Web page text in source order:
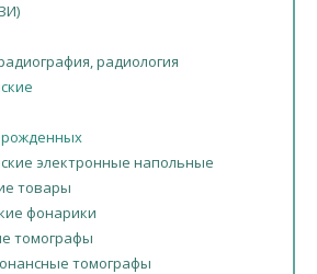
радиология
электронные напольные
товары
фонарики
томографы
томографы